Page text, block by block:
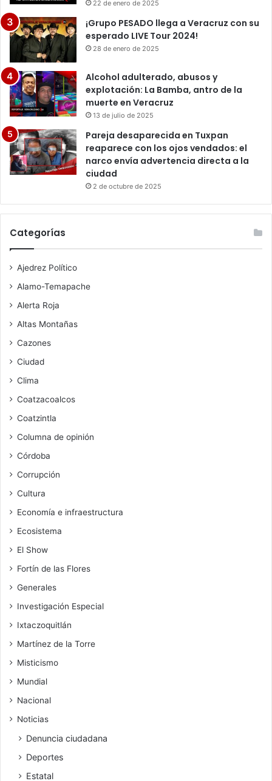
22 de enero de 2025
¡Grupo PESADO llega a Veracruz con su
esperado LIVE Tour 2024!
28 de enero de 2025
Alcohol adulterado, abusos y
explotación: La Bamba, antro de la
muerte en Veracruz
13 de julio de 2025
Pareja desaparecida en Tuxpan
reaparece con los ojos vendados: el
narco envía advertencia directa a la
ciudad
2 de octubre de 2025
Categorías
Ajedrez Político
Alamo-Temapache
Alerta Roja
Altas Montañas
Cazones
Ciudad
Clima
Coatzacoalcos
Coatzintla
Columna de opinión
Córdoba
Corrupción
Cultura
Economía e infraestructura
Ecosistema
El Show
Fortín de las Flores
Generales
Investigación Especial
Ixtaczoquitlán
Martínez de la Torre
Misticismo
Mundial
Nacional
Noticias
Denuncia ciudadana
Deportes
Estatal